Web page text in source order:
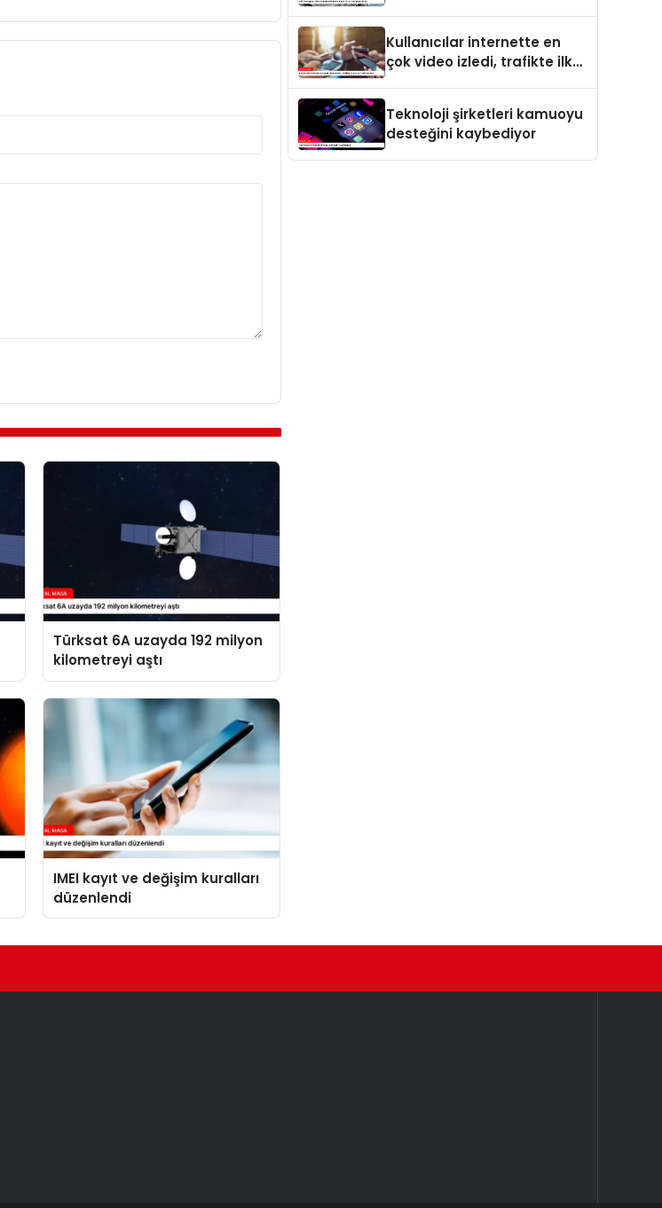
Türksat 6A uzayda 192 milyon
kilometreyi aştı
IMEI kayıt ve değişim kuralları
düzenlendi
Kullanıcılar internette en
çok video izledi, trafikte ilk
Teknoloji şirketleri kamuoyu
desteğini kaybediyor